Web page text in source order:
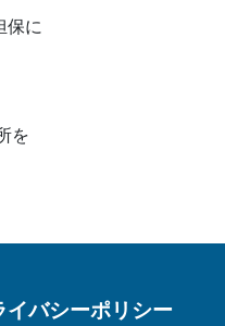
保に
を
イバシーポリシー